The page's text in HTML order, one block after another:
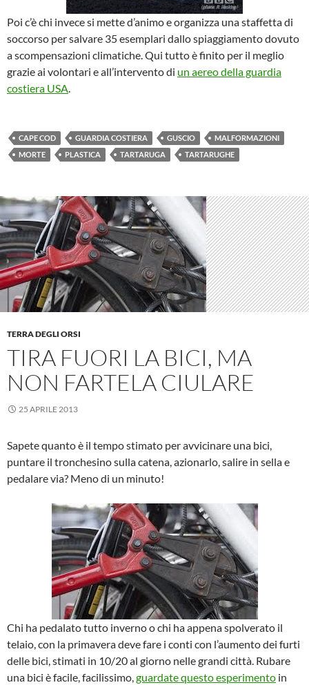
Poi c’è chi invece si mette d’animo e organizza una staffetta di
soccorso per salvare 35 esemplari dallo spiaggiamento dovuto
a scompensazioni climatiche. Qui tutto è finito per il meglio
grazie ai volontari e all’intervento di un aereo della guardia
costiera USA.
CAPE COD GUARDIA COSTIERA GUSCIO
MALFORMAZIONI
MORTE
PLASTICA TARTARUGA TARTARUGHE
TERRA DEGLI ORSI
TIRA FUORI LA BICI, MA
NON FARTELA CIULARE
25 APRILE 2013
Sapete quanto è il tempo stimato per avvicinare una bici,
puntare il tronchesino sulla catena, azionarlo, salire in sella e
pedalare via? Meno di un minuto!
Chi ha pedalato tutto inverno o chi ha appena spolverato il
telaio, con la primavera deve fare i conti con l’aumento dei furti
delle bici, stimati in 10/20 al giorno nelle grandi città. Rubare
una bici è facile, facilissimo,guardate questo esperimento in